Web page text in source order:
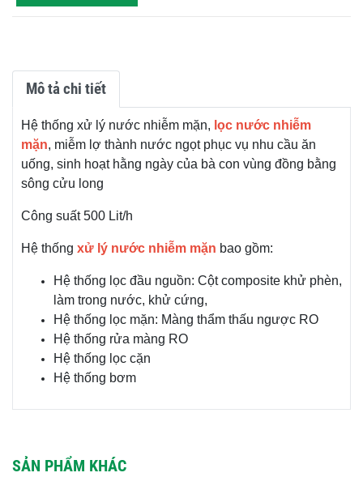
Mô tả chi tiết
Hệ thống xử lý nước nhiễm mặn, lọc nước nhiễm
mặn, miễm lợ thành nước ngọt phục vụ nhu cầu ăn
uống, sinh hoạt hằng ngày của bà con vùng đồng bằng
sông cửu long
Công suất 500 Lit/h
Hệ thống xử lý nước nhiễm mặn bao gồm:
Hệ thống lọc đầu nguồn: Cột composite khử phèn,
làm trong nước, khử cứng,
Hệ thống lọc mặn: Màng thẩm thấu ngược RO
Hệ thống rửa màng RO
Hệ thống lọc cặn
Hệ thống bơm
SẢN PHẨM KHÁC